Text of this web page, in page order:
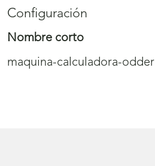
Configuración
Nombre corto
maquina-calculadora-odder